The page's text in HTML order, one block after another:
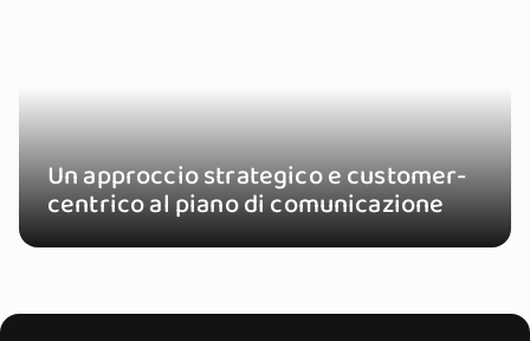
Un approccio strategico e customer-
centrico al piano di comunicazione